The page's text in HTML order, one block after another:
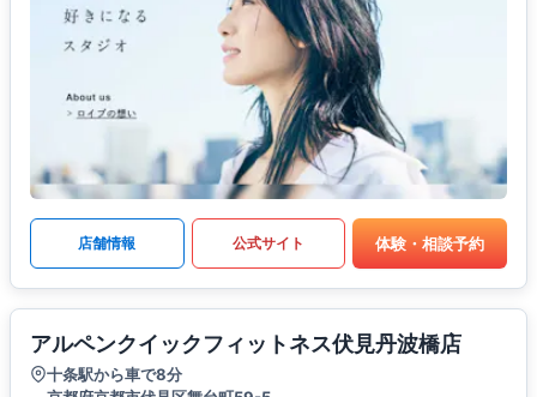
店舗情報 公式サイト 体験・相談予約
アルペンクイックフィットネス伏見丹波橋店
十条駅から車で8分